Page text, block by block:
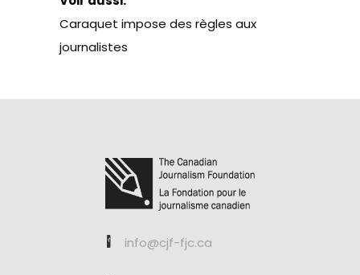
Caraquet impose des règles aux
journalistes
info@cjf-fjc.ca